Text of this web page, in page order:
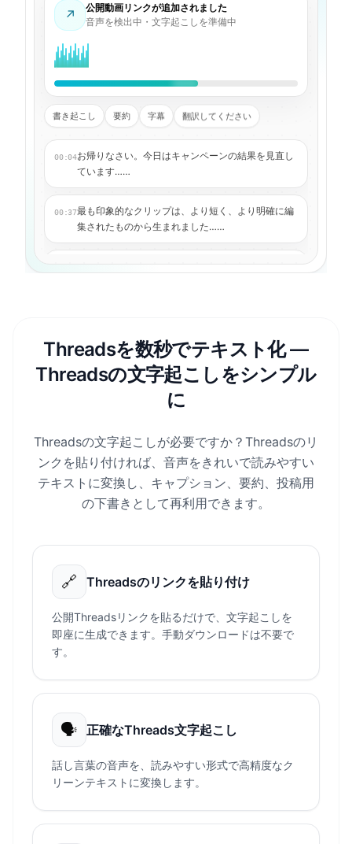
↗
公開動画リンクが追加されました
文字起こし完了・出力を生成しました
書き起こし 要約 字幕 翻訳してください
00:04お帰りなさい。今日はキャンペーンの結果を見直し
ています……
00:37最も印象的なクリップは、より短く、より明確に編
集されたものから生まれました……
重要なポイント：最初のフックを強化した後、継続
Threadsを数秒でテキスト化 —
Threadsの文字起こしをシンプル
に
Threadsの文字起こしが必要ですか？Threadsのリ
ンクを貼り付ければ、音声をきれいで読みやすい
テキストに変換し、キャプション、要約、投稿用
の下書きとして再利用できます。
🔗 Threadsのリンクを貼り付け
公開Threadsリンクを貼るだけで、文字起こしを
即座に生成できます。手動ダウンロードは不要で
す。
🗣️ 正確なThreads文字起こし
話し言葉の音声を、読みやすい形式で高精度なク
リーンテキストに変換します。